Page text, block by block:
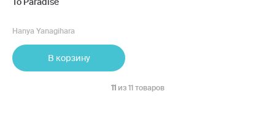
Hanya Yanagihara
В корзину
11 из 11 товаров